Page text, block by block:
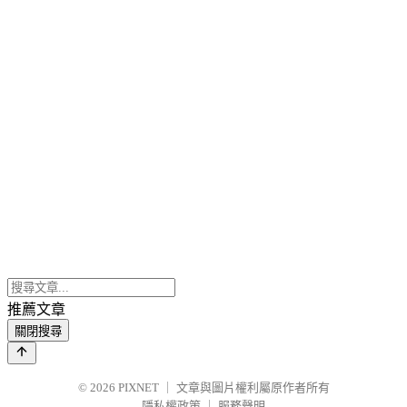
推薦文章
關閉搜尋
© 2026 PIXNET
文章與圖片權利屬原作者所有